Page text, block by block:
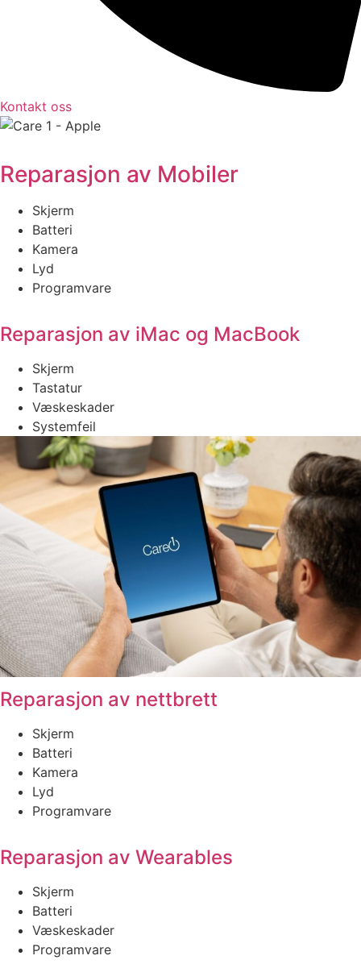
Kontakt oss
Reparasjon av Mobiler
Skjerm
Batteri
Kamera
Lyd
Programvare
Reparasjon av iMac og MacBook
Skjerm
Tastatur
Væskeskader
Systemfeil
Reparasjon av nettbrett
Skjerm
Batteri
Kamera
Lyd
Programvare
Reparasjon av Wearables
Skjerm
Batteri
Væskeskader
Programvare